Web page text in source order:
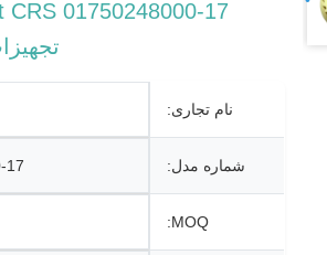
CRS 01750248000-17
تجهیزات با
نام تجاری:
شماره مدل: 17
MOQ: